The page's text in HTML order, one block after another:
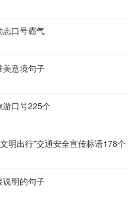
志口号霸气
美意境句子
游口号225个
明出行”交通安全宣传标语178个
说明的句子